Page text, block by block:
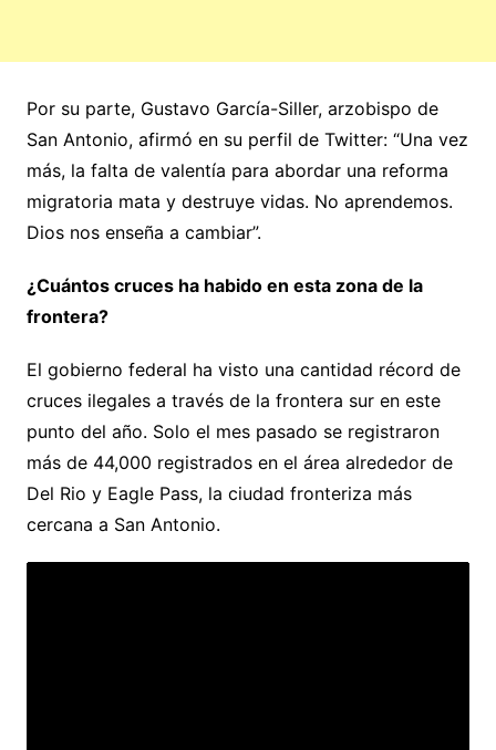
Por su parte, Gustavo García-Siller, arzobispo de
San Antonio, afirmó en su perfil de Twitter: “Una vez
más, la falta de valentía para abordar una reforma
migratoria mata y destruye vidas. No aprendemos.
Dios nos enseña a cambiar”.
¿Cuántos cruces ha habido en esta zona de la
frontera?
El gobierno federal ha visto una cantidad récord de
cruces ilegales a través de la frontera sur en este
punto del año. Solo el mes pasado se registraron
más de 44,000 registrados en el área alrededor de
Del Rio y Eagle Pass, la ciudad fronteriza más
cercana a San Antonio.